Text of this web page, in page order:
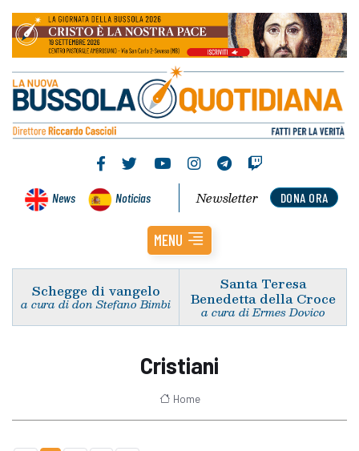
News Noticias DONA ORA
Newsletter
MENU
Schegge di vangelo
a cura di don Stefano Bimbi
Santa Teresa
Benedetta della Croce
a cura di Ermes Dovico
Cristiani
Home